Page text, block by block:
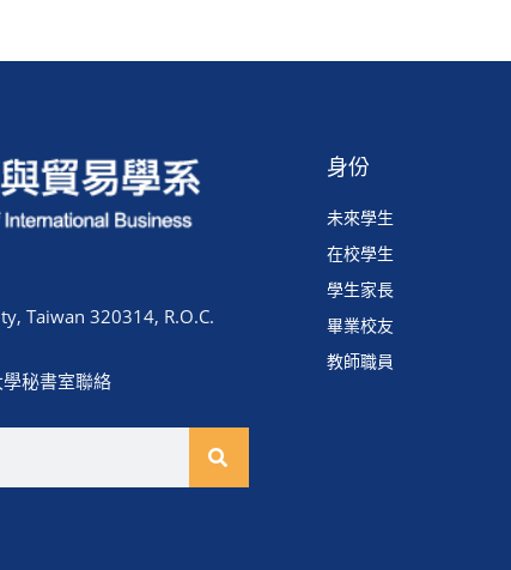
Taiwan 320314, R.O.C.
秘書室聯絡
身份
未來學生
在校學生
學生家長
畢業校友
教師職員